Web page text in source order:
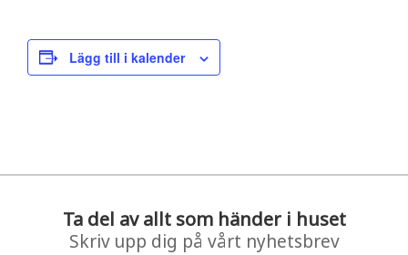
Lägg till i kalender
Ta del av allt som händer i huset
Skriv upp dig på vårt nyhetsbrev